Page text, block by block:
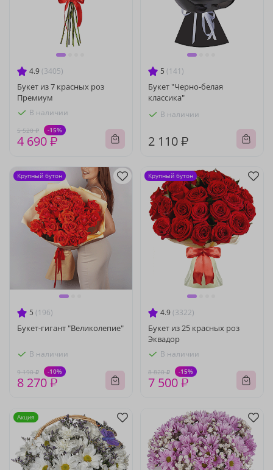
4.9 (3405)
Букет из 7 красных роз
Премиум
В наличии
5 520 ₽ -15%
4 690 ₽
5 (141)
Букет "Черно-белая
классика"
В наличии
2 110 ₽
5 (196)
Букет-гигант "Великолепие"
В наличии
9 190 ₽ -10%
8 270 ₽
Крупный бутон
4.9 (3322)
Букет из 25 красных роз
Эквадор
В наличии
8 820 ₽ -15%
7 500 ₽
Крупный бутон
Акция